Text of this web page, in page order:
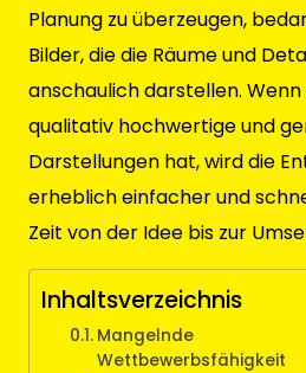
Planung zu überzeugen,
Bilder, die die Räume und
anschaulich darstellen. Wenn
qualitativ hochwertige und
Darstellungen hat, wird die
erheblich einfacher und
Zeit von der Idee bis zur
Inhaltsverzeichnis
Mangelnde
Wettbewerbsfähigkeit